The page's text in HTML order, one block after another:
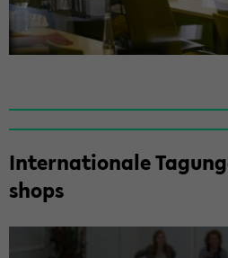
In­ter­na­tio­na­le
shops